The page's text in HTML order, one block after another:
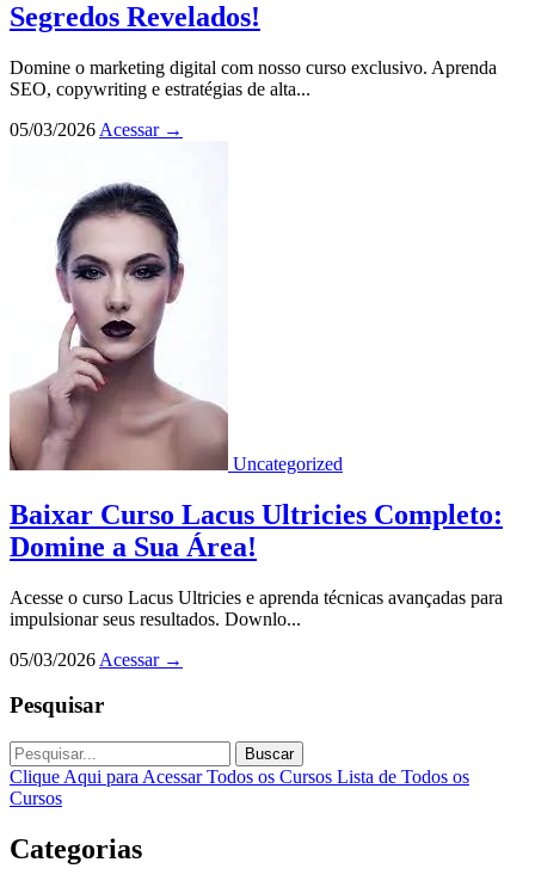
Segredos Revelados!
Domine o marketing digital com nosso curso exclusivo. Aprenda
SEO, copywriting e estratégias de alta...
05/03/2026 Acessar →
Uncategorized
Baixar Curso Lacus Ultricies Completo:
Domine a Sua Área!
Acesse o curso Lacus Ultricies e aprenda técnicas avançadas para
impulsionar seus resultados. Downlo...
05/03/2026 Acessar →
Pesquisar
Buscar
Clique Aqui para Acessar Todos os Cursos Lista de Todos os
Cursos
Categorias